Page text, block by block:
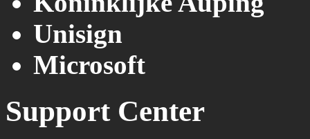
Unisign
Microsoft
Support Center